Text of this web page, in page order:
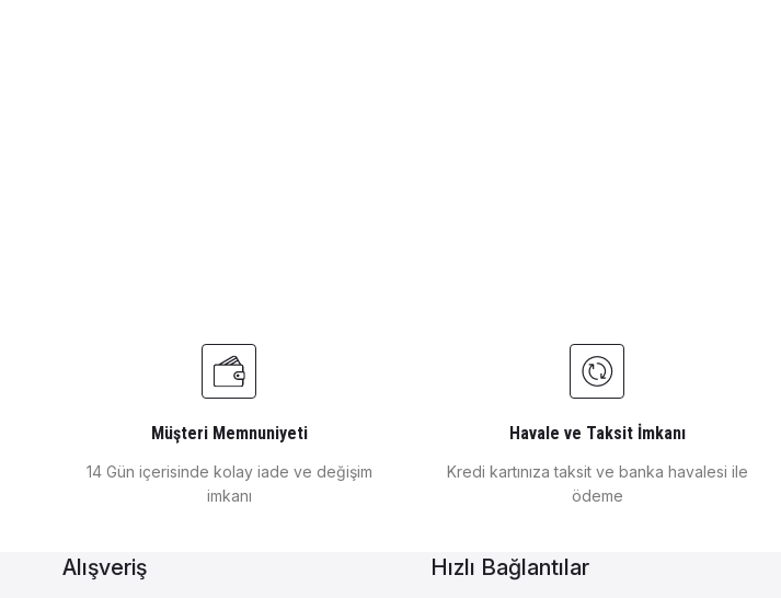
Müşteri Memnuniyeti
14 Gün içerisinde kolay iade ve değişim
imkanı
Havale ve Taksit İmkanı
Kredi kartınıza taksit ve banka havalesi ile
ödeme
Alışveriş Hızlı Bağlantılar